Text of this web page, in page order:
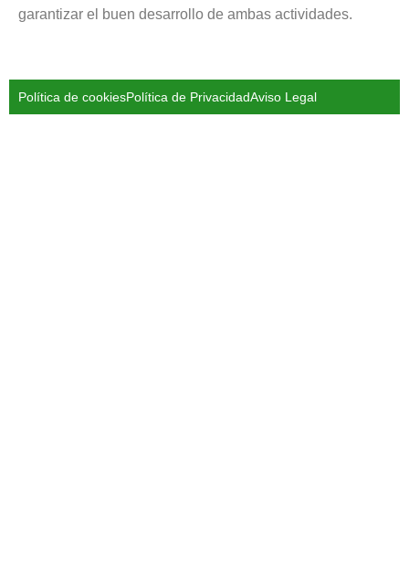
garantizar el buen desarrollo de ambas actividades.
Política de cookiesPolítica de PrivacidadAviso Legal